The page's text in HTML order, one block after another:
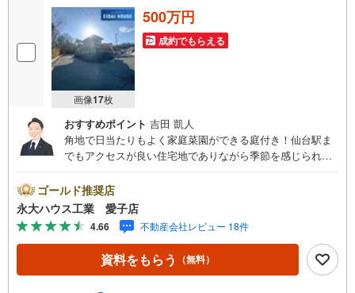
画像17枚
500万円
成約でもらえる
おすすめポイント 吉田 凱人
角地で日当たりもよく家庭菜園ができる庭付き！仙台駅ま
でもアクセスが良い住宅地でありながら季節を感じられる
多数店舗で展開中！こちらでは当社の強みを大きく2つに分
けてご紹介！1.＜豊富な不動産知識＞戸建・マンション・
土地…と種別を問わず不動産を取り扱っております。さら
に教育施設や商業施設、子育て環境や行政などの地域情報
を総合し、お客様により良い物件選びをしていただけるよ
う、しっかりとサポートさせていただきます。2.＜経験豊
ゴールド推奨店
永大ハウス工業 愛子店
4.66 不動産会社レビュー 18件
資料をもらう （無料）